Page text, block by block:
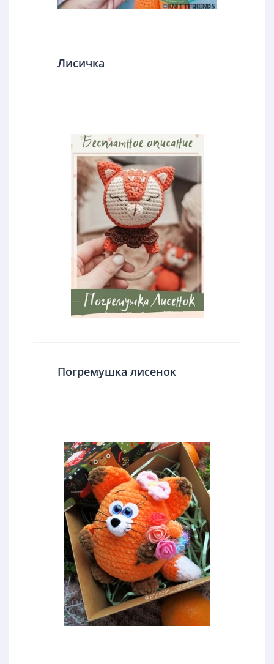
Лисичка
Погремушка лисенок